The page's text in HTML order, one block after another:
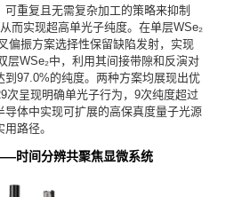
重复且无需复杂加工的策略来抑制
而实现超高单光子纯度。在单层WSe₂
偏振方案选择性保留缺陷发射，实现
层WSe₂中，利用其间接带隙和反演对
到97.0%的纯度。两种方案均展现出优
次呈现明确单光子行为，9次纯度超过
导体中实现可扩展的高保真度量子光源
路径。
时间分辨共聚焦显微系统